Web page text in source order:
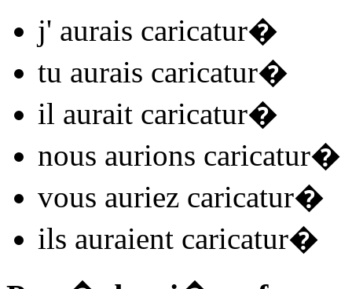
j' aurais caricatur�
tu aurais caricatur�
il aurait caricatur�
nous aurions caricatur�
vous auriez caricatur�
ils auraient caricatur�